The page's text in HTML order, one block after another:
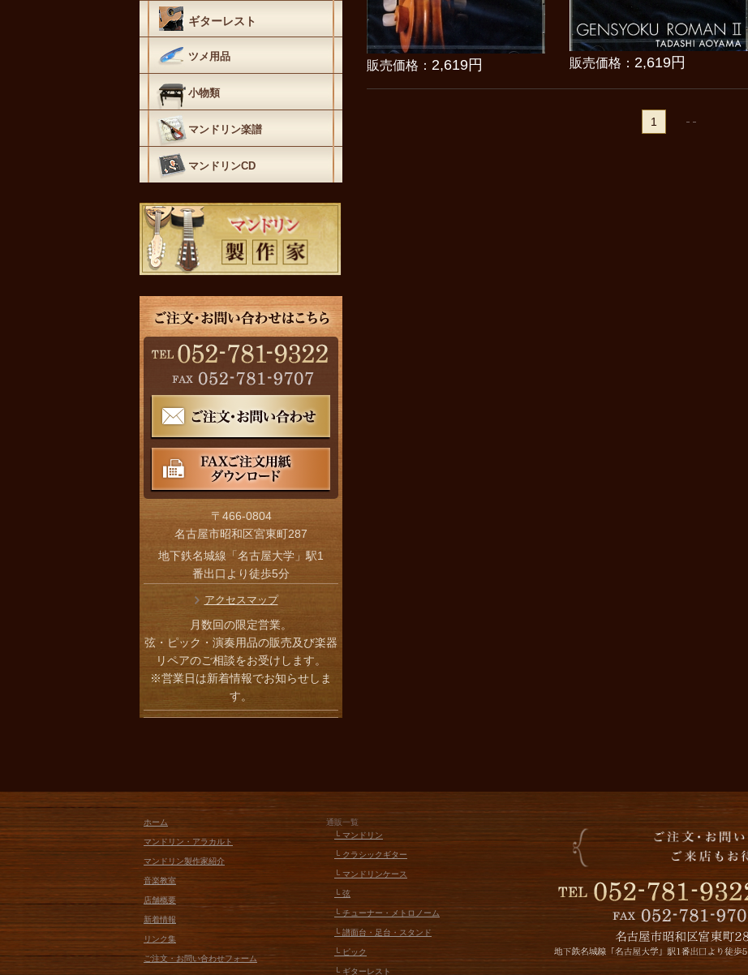
販売価格： 2,619円 販売価格： 2,619円
1
ギターレスト
ツメ用品
小物類
マンドリン楽譜
マンドリンCD
〒466-0804
名古屋市昭和区宮東町287
地下鉄名城線「名古屋大学」駅1
番出口より徒歩5分
アクセスマップ
月数回の限定営業。
弦・ピック・演奏用品の販売及び楽器
リペアのご相談をお受けします。
※営業日は新着情報でお知らせしま
す。
ホーム
マンドリン・アラカルト
マンドリン製作家紹介
音楽教室
店舗概要
新着情報
リンク集
ご注文・お問い合わせフォーム
通販一覧
└ マンドリン
└ クラシックギター
└ マンドリンケース
└ 弦
└ チューナー・メトロノーム
└ 譜面台・足台・スタンド
└ ピック
└ ギターレスト